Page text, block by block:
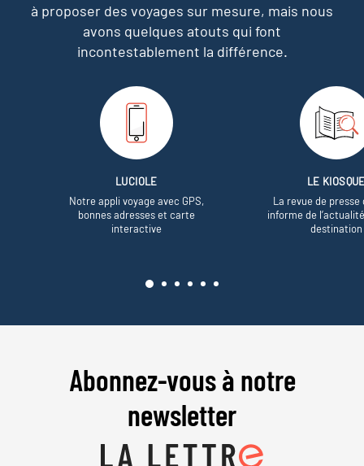
à proposer des voyages sur mesure, mais nous
avons quelques atouts qui font
incontestablement la différence.
LUCIOLE
Notre appli voyage avec GPS,
bonnes adresses et carte
interactive
LE
La revue de presse
informe de
destination
Abonnez-vous à notre
newsletter